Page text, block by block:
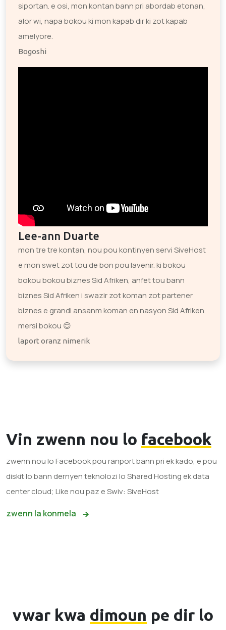
siportan. e osi, mon kontan bann pri abordab etonan,
alor wi, napa bokou ki mon kapab dir ki zot kapab
amelyore.
Bogoshi
Lee-ann Duarte
mon tre tre kontan, nou pou kontinyen servi SiveHost
e mon swet zot tou de bon pou lavenir. ki bokou
bokou bokou biznes Sid Afriken, anfet tou bann
biznes Sid Afriken i swazir zot koman zot partener
biznes e grandi ansanm koman en nasyon Sid Afriken.
mersi bokou 😊
laport oranz nimerik
Vin zwenn nou lo facebook
zwenn nou lo Facebook pou ranport bann pri ek kado, e pou
diskit lo bann dernyen teknolozi lo Shared Hosting ek data
center cloud; Like nou paz e Swiv: SiveHost
zwenn la konmela
vwar kwa dimoun pe dir lo